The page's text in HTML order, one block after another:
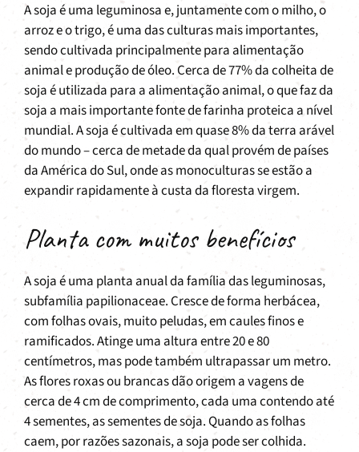
A soja é uma leguminosa e, juntamente com o milho, o
arroz e o trigo, é uma das culturas mais importantes,
sendo cultivada principalmente para alimentação
animal e produção de óleo. Cerca de 77% da colheita de
soja é utilizada para a alimentação animal, o que faz da
soja a mais importante fonte de farinha proteica a nível
mundial. A soja é cultivada em quase 8% da terra arável
do mundo – cerca de metade da qual provém de países
da América do Sul, onde as monoculturas se estão a
expandir rapidamente à custa da floresta virgem.
Planta com muitos benefícios
A soja é uma planta anual da família das leguminosas,
subfamília papilionaceae. Cresce de forma herbácea,
com folhas ovais, muito peludas, em caules finos e
ramificados. Atinge uma altura entre 20 e 80
centímetros, mas pode também ultrapassar um metro.
As flores roxas ou brancas dão origem a vagens de
cerca de 4 cm de comprimento, cada uma contendo até
4 sementes, as sementes de soja. Quando as folhas
caem, por razões sazonais, a soja pode ser colhida.